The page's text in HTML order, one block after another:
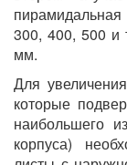
300, 400, 500 и
мм.
Для
которые
наибольшего
корпуса)